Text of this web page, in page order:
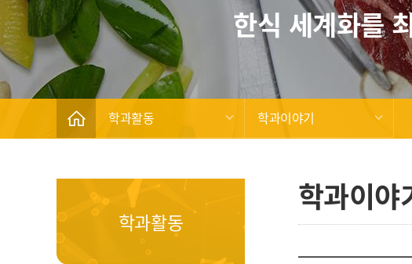
한식 세계화를
학과활동 학과이야기
학과활동
학과이야